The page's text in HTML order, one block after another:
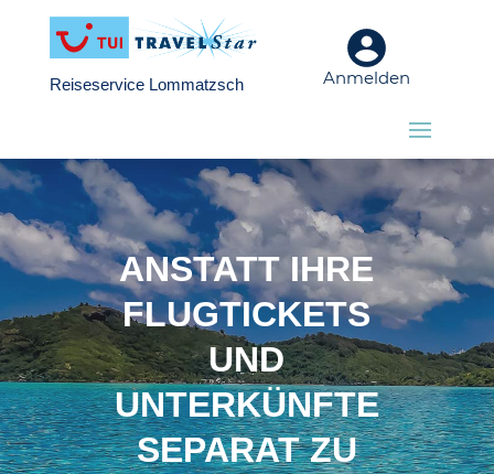
Reiseservice Lommatzsch Anmelden
ANSTATT IHRE
FLUGTICKETS
UND
UNTERKÜNFTE
SEPARAT ZU